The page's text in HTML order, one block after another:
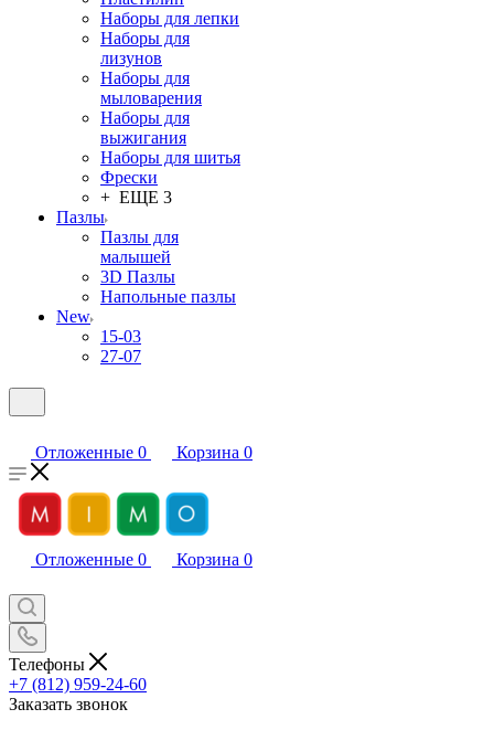
Наборы для лепки
Наборы для
лизунов
Наборы для
мыловарения
Наборы для
выжигания
Наборы для шитья
Фрески
+ ЕЩЕ 3
Пазлы
Пазлы для
малышей
3D Пазлы
Напольные пазлы
New
15-03
27-07
Отложенные 0 Корзина 0
Отложенные 0 Корзина 0
Телефоны
+7 (812) 959-24-60
Заказать звонок